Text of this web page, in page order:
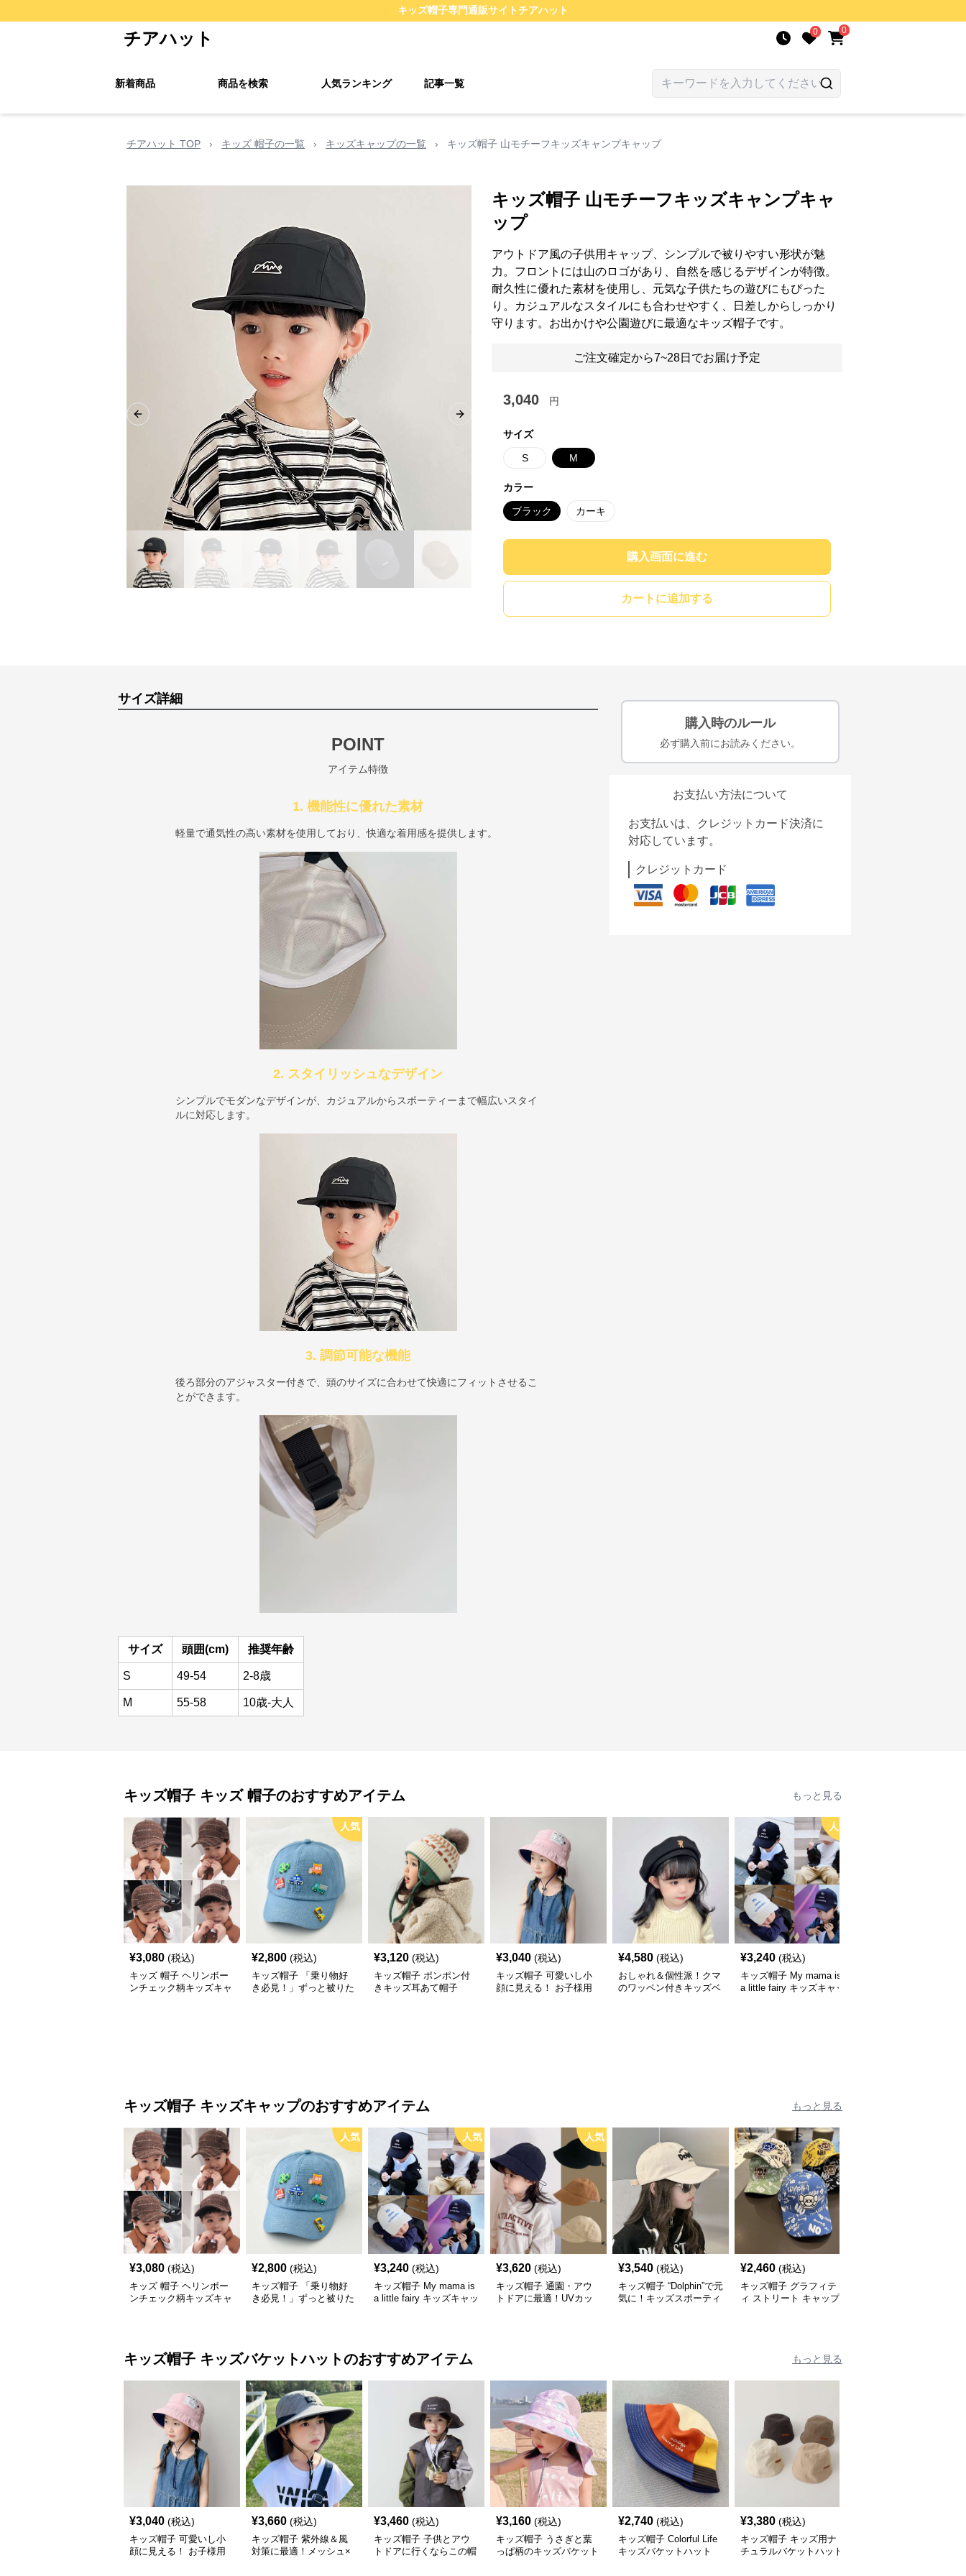
キッズ帽子専門通販サイトチアハット
チアハット 0 0
新着商品 商品を検索 人気ランキング 記事一覧
チアハット TOP › キッズ 帽子の一覧 › キッズキャップの一覧 › キッズ帽子 山モチーフキッズキャンプキャップ
Previous slide Next slide
キッズ帽子 山モチーフキッズキャンプキャ
ップ
アウトドア風の子供用キャップ、シンプルで被りやすい形状が魅
力。フロントには山のロゴがあり、自然を感じるデザインが特徴。
耐久性に優れた素材を使用し、元気な子供たちの遊びにもぴった
り。カジュアルなスタイルにも合わせやすく、日差しからしっかり
守ります。お出かけや公園遊びに最適なキッズ帽子です。
ご注文確定から7~28日でお届け予定
3,040 円
サイズ
S M
カラー
ブラック カーキ
購入画面に進む
カートに追加する
サイズ詳細
POINT
アイテム特徴
1. 機能性に優れた素材
軽量で通気性の高い素材を使用しており、快適な着用感を提供します。
2. スタイリッシュなデザイン
シンプルでモダンなデザインが、カジュアルからスポーティーまで幅広いスタイ
ルに対応します。
3. 調節可能な機能
後ろ部分のアジャスター付きで、頭のサイズに合わせて快適にフィットさせるこ
とができます。
サイズ 頭囲(cm) 推奨年齢
S 49-54 2-8歳
M 55-58 10歳-大人
購入時のルール
必ず購入前にお読みください。
お支払い方法について
お支払いは、クレジットカード決済に
対応しています。
クレジットカード
キッズ帽子 キッズ 帽子のおすすめアイテム もっと見る
¥3,080 (税込)
キッズ 帽子 ヘリンボー
ンチェック柄キッズキャ
人気
¥2,800 (税込)
キッズ帽子 「乗り物好
き必見！」ずっと被りた
¥3,120 (税込)
キッズ帽子 ポンポン付
きキッズ耳あて帽子
¥3,040 (税込)
キッズ帽子 可愛いし小
顔に見える！ お子様用
¥4,580 (税込)
おしゃれ＆個性派！クマ
のワッペン付きキッズベ
人気
¥3,240 (税込)
キッズ帽子 My mama is
a little fairy キッズキャッ
キッズ帽子 キッズキャップのおすすめアイテム もっと見る
¥3,080 (税込)
キッズ 帽子 ヘリンボー
ンチェック柄キッズキャ
人気
¥2,800 (税込)
キッズ帽子 「乗り物好
き必見！」ずっと被りた
人気
¥3,240 (税込)
キッズ帽子 My mama is
a little fairy キッズキャッ
人気
¥3,620 (税込)
キッズ帽子 通園・アウ
トドアに最適！UVカッ
¥3,540 (税込)
キッズ帽子 “Dolphin”で元
気に！キッズスポーティ
¥2,460 (税込)
キッズ帽子 グラフィテ
ィ ストリート キャップ
キッズ帽子 キッズバケットハットのおすすめアイテム もっと見る
¥3,040 (税込)
キッズ帽子 可愛いし小
顔に見える！ お子様用
¥3,660 (税込)
キッズ帽子 紫外線＆風
対策に最適！メッシュ×
¥3,460 (税込)
キッズ帽子 子供とアウ
トドアに行くならこの帽
¥3,160 (税込)
キッズ帽子 うさぎと葉
っぱ柄のキッズバケット
¥2,740 (税込)
キッズ帽子 Colorful Life
キッズバケットハット
¥3,380 (税込)
キッズ帽子 キッズ用ナ
チュラルバケットハット